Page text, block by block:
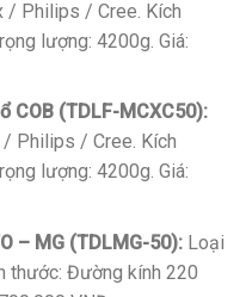
/ Philips / Cree. Kích
lượng: 4200g. Giá:
COB (TDLF-MCXC50):
/ Philips / Cree. Kích
lượng: 4200g. Giá:
– MG (TDLMG-50):Loại
thước: Đường kính 220